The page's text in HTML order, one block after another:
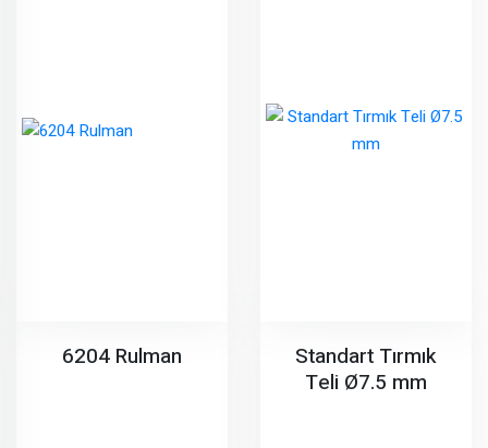
6204 Rulman
Standart Tırmık
Teli Ø7.5 mm